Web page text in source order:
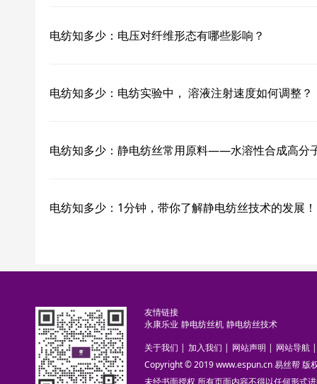
电纺知多少：电压对纤维形态有哪些影响？
电纺知多少：电纺实验中， 溶液注射速度如何调整？
电纺知多少：静电纺丝常用原料——水溶性合成高分
电纺知多少：1分钟，带你了解静电纺丝技术的发展！
友情链接
永康乐业 静电纺丝机 静电纺丝技术
关于我们 | 加入我们 | 网站声明 | 网站导航 |
Copyright © 2019 www.espun.cn 易丝帮 版
未经书面授权,所有页面内容不得以任何形式